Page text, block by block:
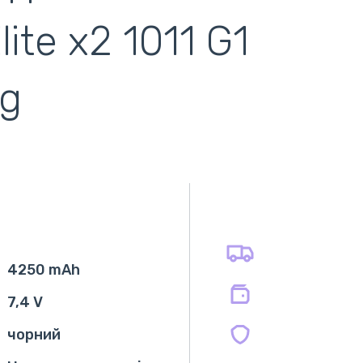
x2 1011 G1
4250 mAh
7,4 V
чорний
на сумісні блоки живлення 12 міс.